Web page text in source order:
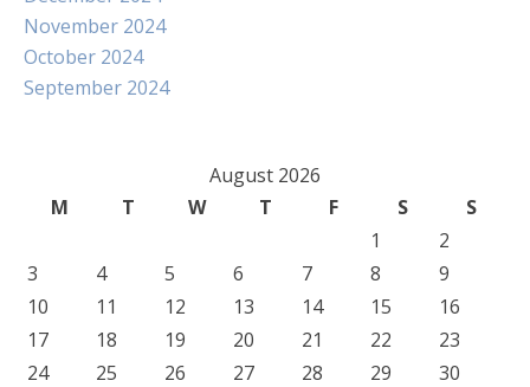
November 2024
October 2024
September 2024
August 2026
M
T W T F S
S
1
2
3
4 5 6 7 8
9
10
11 12 13 14 15
16
17
18 19 20 21 22
23
24
25 26 27 28 29
30